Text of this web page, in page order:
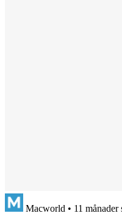
Macworld • 11 månader